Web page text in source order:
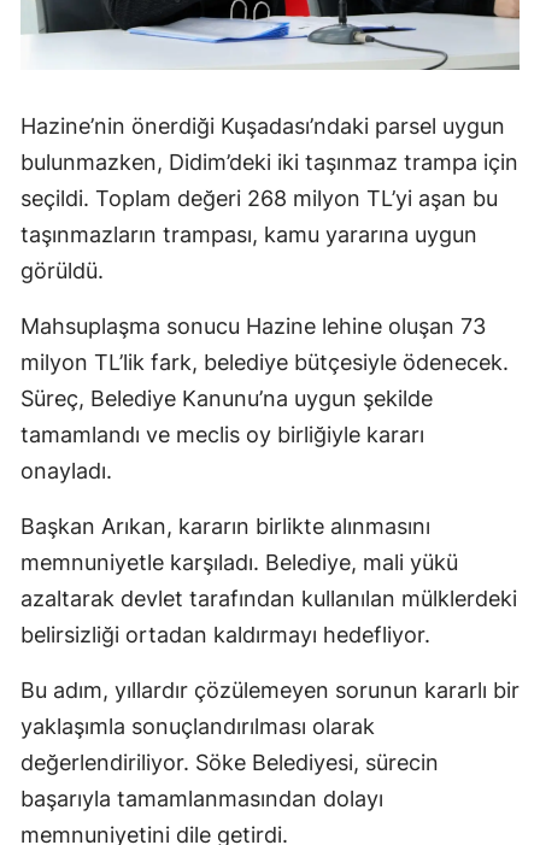
Hazine’nin önerdiği Kuşadası’ndaki parsel uygun
bulunmazken, Didim’deki iki taşınmaz trampa için
seçildi. Toplam değeri 268 milyon TL’yi aşan bu
taşınmazların trampası, kamu yararına uygun
görüldü.
Mahsuplaşma sonucu Hazine lehine oluşan 73
milyon TL’lik fark, belediye bütçesiyle ödenecek.
Süreç, Belediye Kanunu’na uygun şekilde
tamamlandı ve meclis oy birliğiyle kararı
onayladı.
Başkan Arıkan, kararın birlikte alınmasını
memnuniyetle karşıladı. Belediye, mali yükü
azaltarak devlet tarafından kullanılan mülklerdeki
belirsizliği ortadan kaldırmayı hedefliyor.
Bu adım, yıllardır çözülemeyen sorunun kararlı bir
yaklaşımla sonuçlandırılması olarak
değerlendiriliyor. Söke Belediyesi, sürecin
başarıyla tamamlanmasından dolayı
memnuniyetini dile getirdi.